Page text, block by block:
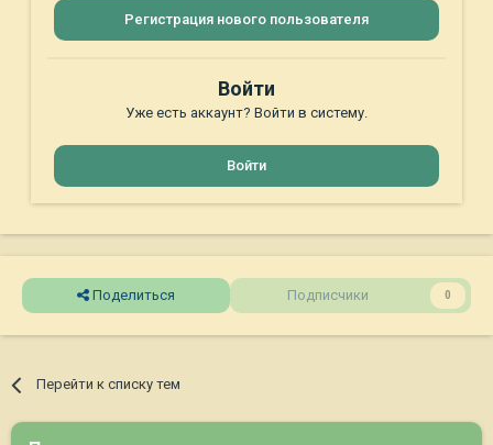
Регистрация нового пользователя
Войти
Уже есть аккаунт? Войти в систему.
Войти
Поделиться Подписчики 0
Перейти к списку тем